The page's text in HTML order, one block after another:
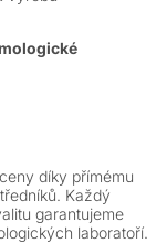
díky přímému
Každý
garantujeme
laboratoří.